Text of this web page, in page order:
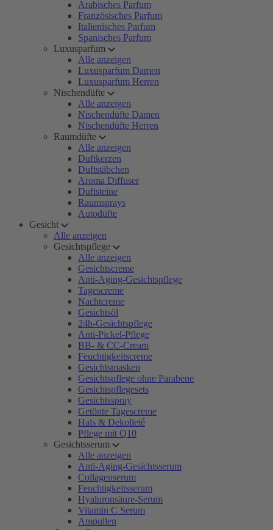
Arabisches Parfum
Französisches Parfum
Italienisches Parfum
Spanisches Parfum
Luxusparfum
Alle anzeigen
Luxusparfum Damen
Luxusparfum Herren
Nischendüfte
Alle anzeigen
Nischendüfte Damen
Nischendüfte Herren
Raumdüfte
Alle anzeigen
Duftkerzen
Duftstäbchen
Aroma Diffuser
Duftsteine
Raumsprays
Autodüfte
Gesicht
Alle anzeigen
Gesichtspflege
Alle anzeigen
Gesichtscreme
Anti-Aging-Gesichtspflege
Tagescreme
Nachtcreme
Gesichtsöl
24h-Gesichtspflege
Anti-Pickel-Pflege
BB- & CC-Cream
Feuchtigkeitscreme
Gesichtsmasken
Gesichtspflege ohne Parabene
Gesichtspflegesets
Gesichtsspray
Getönte Tagescreme
Hals & Dekolleté
Pflege mit Q10
Gesichtsserum
Alle anzeigen
Anti-Aging-Gesichtsserum
Collagenserum
Feuchtigkeitsserum
Hyaluronsäure-Serum
Vitamin C Serum
Ampullen